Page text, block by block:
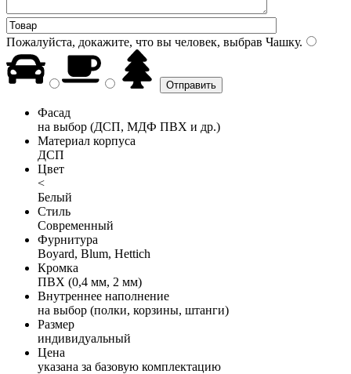
Пожалуйста, докажите, что вы человек, выбрав Чашку.
Фасад
на выбор (ДСП, МДФ ПВХ и др.)
Материал корпуса
ДСП
Цвет
<
Белый
Стиль
Современный
Фурнитура
Boyard, Blum, Hettich
Кромка
ПВХ (0,4 мм, 2 мм)
Внутреннее наполнение
на выбор (полки, корзины, штанги)
Размер
индивидуальный
Цена
указана за базовую комплектацию